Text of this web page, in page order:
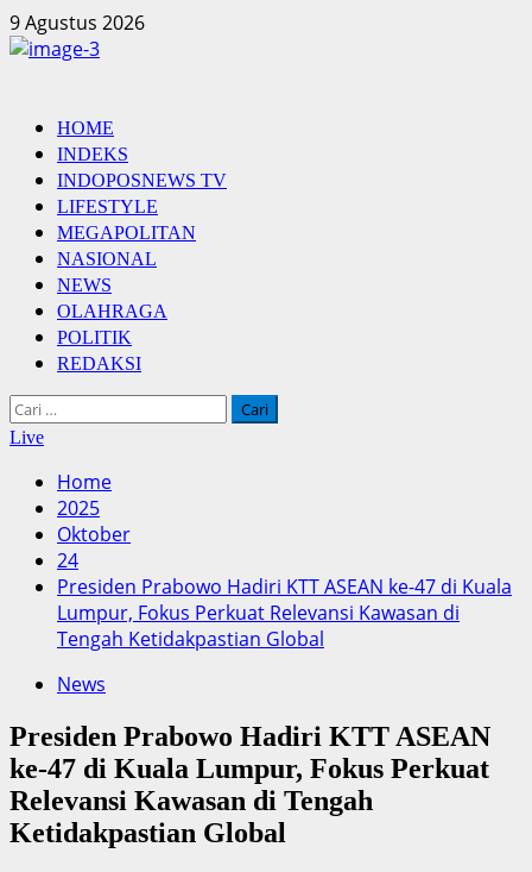
Skip
to
9 Agustus 2026
Primary
Menu
HOME
INDEKS
INDOPOSNEWS TV
LIFESTYLE
MEGAPOLITAN
NASIONAL
NEWS
OLAHRAGA
POLITIK
REDAKSI
Cari
untuk:
Live
Home
2025
Oktober
24
Presiden Prabowo Hadiri KTT ASEAN ke-47 di Kuala
Lumpur, Fokus Perkuat Relevansi Kawasan di
Tengah Ketidakpastian Global
News
Presiden Prabowo Hadiri KTT ASEAN
ke-47 di Kuala Lumpur, Fokus Perkuat
Relevansi Kawasan di Tengah
Ketidakpastian Global